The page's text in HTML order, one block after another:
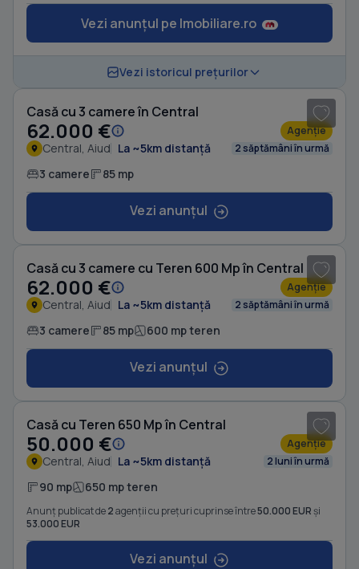
Vezi anunțul pe Imobiliare.ro
Vezi istoricul prețurilor
Casă cu 3 camere în Central
62.000 € Agenție
Central, Aiud La ~5km distanță 2 săptămâni în urmă
3 camere 85 mp
Vezi anunțul
Casă cu 3 camere cu Teren 600 Mp în Central
62.000 € Agenție
Central, Aiud La ~5km distanță 2 săptămâni în urmă
3 camere 85 mp 600 mp teren
Vezi anunțul
Casă cu Teren 650 Mp în Central
50.000 € Agenție
Central, Aiud La ~5km distanță 2 luni în urmă
90 mp 650 mp teren
Anunț publicat de2agenții cu prețuri cuprinse între50.000 EURși
53.000 EUR
Vezi anunțul